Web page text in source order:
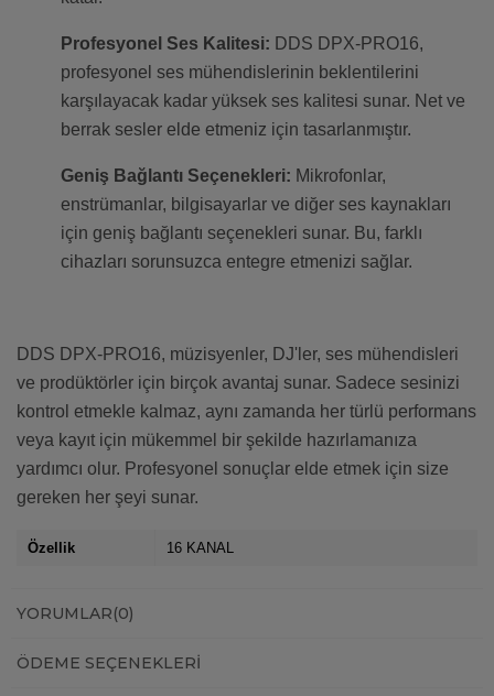
Profesyonel Ses Kalitesi: DDS DPX-PRO16,
profesyonel ses mühendislerinin beklentilerini
karşılayacak kadar yüksek ses kalitesi sunar. Net ve
berrak sesler elde etmeniz için tasarlanmıştır.
Geniş Bağlantı Seçenekleri: Mikrofonlar,
enstrümanlar, bilgisayarlar ve diğer ses kaynakları
için geniş bağlantı seçenekleri sunar. Bu, farklı
cihazları sorunsuzca entegre etmenizi sağlar.
DDS DPX-PRO16, müzisyenler, DJ'ler, ses mühendisleri
ve prodüktörler için birçok avantaj sunar. Sadece sesinizi
kontrol etmekle kalmaz, aynı zamanda her türlü performans
veya kayıt için mükemmel bir şekilde hazırlamanıza
yardımcı olur. Profesyonel sonuçlar elde etmek için size
gereken her şeyi sunar.
Özellik 16 KANAL
YORUMLAR(0)
ÖDEME SEÇENEKLERI